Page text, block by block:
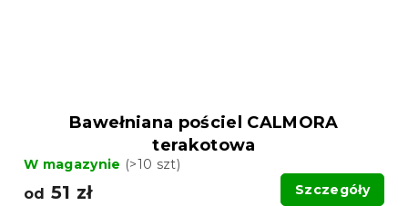
Bawełniana pościel CALMORA
terakotowa
W magazynie (>10 szt)
od 51 zł Szczegóły